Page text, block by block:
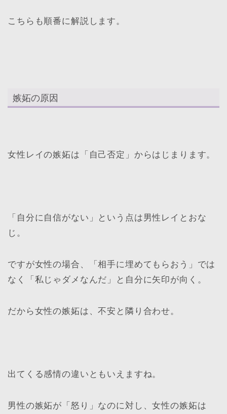
こちらも順番に解説します。
嫉妬の原因
女性レイの嫉妬は「自己否定」からはじまります。
「自分に自信がない」という点は男性レイとおな
じ。
ですが女性の場合、「相手に埋めてもらおう」では
なく「私じゃダメなんだ」と自分に矢印が向く。
だから女性の嫉妬は、不安と隣り合わせ。
出てくる感情の違いともいえますね。
男性の嫉妬が「怒り」なのに対し、女性の嫉妬は